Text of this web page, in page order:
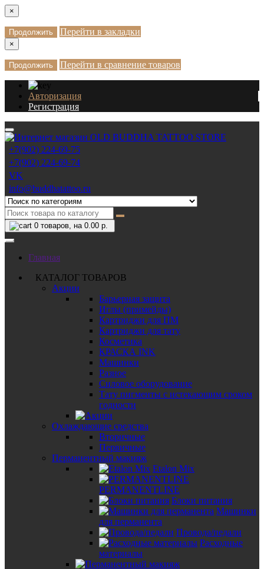
×
Продолжить Перейти в закладки
×
Продолжить Перейти в сравнение товаров
Авторизация
Регистрация
+7(902) 224-69-75
+7(902) 224-69-74
VK
info@buddhatattoo.ru
0 товаров, на 0.00 р.
Главная
КАТАЛОГ ТОВАРОВ
Акции
Барьерная защита
Иглы (примейды)
Картриджи для ПМ
Картриджи для тату
Косметика
КРАСКА INK
Машинки
Разное
Силовое оборудование
Тату пигменты с истекающим сроком
годности
Охлаждающие средства
Вторичные
Первичные
Перманентный макияж
Etalon Mix
PERMANENTLINE
Блоки питания
Машинки
для перманента
Провода/педали
Расходные
материалы